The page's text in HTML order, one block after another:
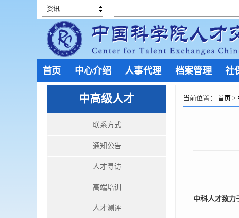
资讯
首页 中心介绍 人事代理 档案管理 社
中高级人才
联系方式
通知公告
人才寻访
高端培训
人才测评
当前位置： 首页 >
中科人才致力